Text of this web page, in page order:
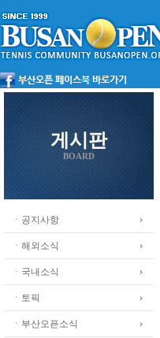
게시판
BOARD
ㆍ공지사항
ㆍ해외소식
ㆍ국내소식
ㆍ토픽
ㆍ부산오픈소식